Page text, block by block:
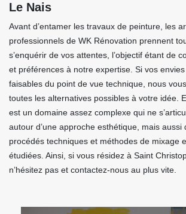
Le Nais
Avant d’entamer les travaux de peinture, les
professionnels de WK Rénovation prennent
s’enquérir de vos attentes, l’objectif étant de
et préférences à notre expertise. Si vos
faisables du point de vue technique, nous
toutes les alternatives possibles à votre idée.
est un domaine assez complexe qui ne
autour d’une approche esthétique, mais aussi
procédés techniques et méthodes de mixage
étudiées. Ainsi, si vous résidez à Saint
n’hésitez pas et contactez-nous au plus vite.